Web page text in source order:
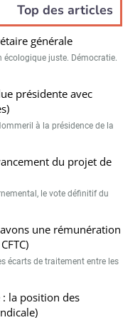
Top des articles
générale
écologique juste. Démocratie.
présidente avec
à la présidence de la
du projet de
le vote définitif du
une rémunération
écarts de traitement entre les
: la position des